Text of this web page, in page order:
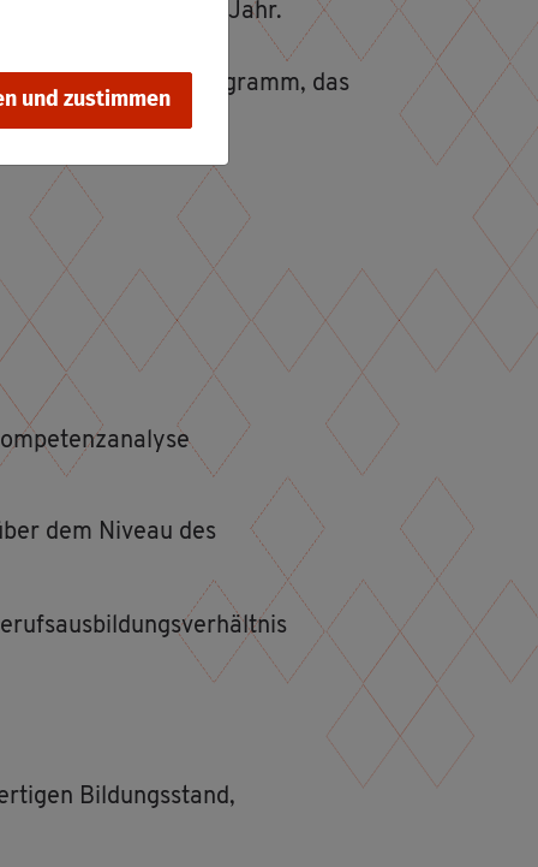
und zustimmen
und dau­ert ein Jahr.
und Un­ter­richts­pro­gramm, das
dem Ni­veau des
Bil­dungs­stand,